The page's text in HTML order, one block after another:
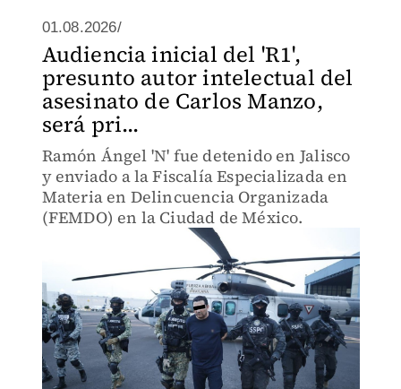
01.08.2026/
Audiencia inicial del 'R1',
presunto autor intelectual del
asesinato de Carlos Manzo,
será pri...
Ramón Ángel 'N' fue detenido en Jalisco
y enviado a la Fiscalía Especializada en
Materia en Delincuencia Organizada
(FEMDO) en la Ciudad de México.